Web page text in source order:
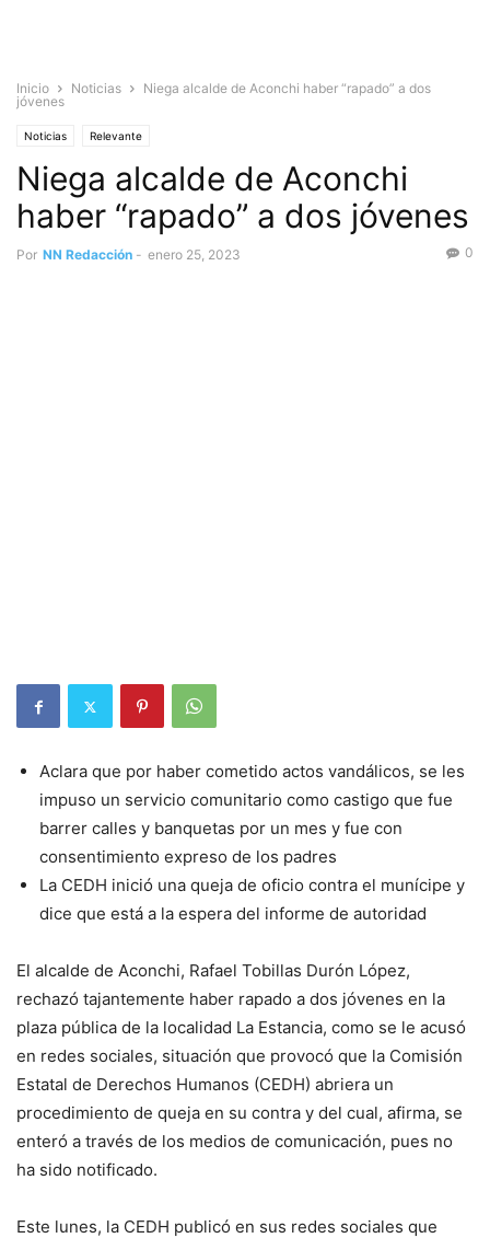
Inicio Noticias
Niega alcalde de Aconchi haber “rapado” a dos
jóvenes
Noticias Relevante
Niega alcalde de Aconchi
haber “rapado” a dos jóvenes
Por NN Redacción - enero 25, 2023 0
Aclara que por haber cometido actos vandálicos, se les
impuso un servicio comunitario como castigo que fue
barrer calles y banquetas por un mes y fue con
consentimiento expreso de los padres
La CEDH inició una queja de oficio contra el munícipe y
dice que está a la espera del informe de autoridad
El alcalde de Aconchi, Rafael Tobillas Durón López,
rechazó tajantemente haber rapado a dos jóvenes en la
plaza pública de la localidad La Estancia, como se le acusó
en redes sociales, situación que provocó que la Comisión
Estatal de Derechos Humanos (CEDH) abriera un
procedimiento de queja en su contra y del cual, afirma, se
enteró a través de los medios de comunicación, pues no
ha sido notificado.
Este lunes, la CEDH publicó en sus redes sociales que